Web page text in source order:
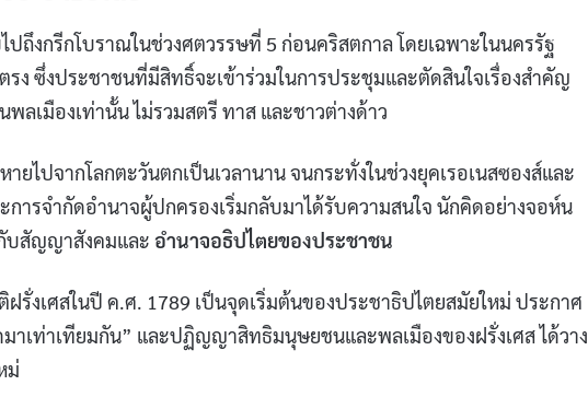
ปถึงกรีกโบราณในช่วงศตวรรษที่ 5 ก่อนคริสตกาล โดยเฉพาะในนครรัฐ
ง ซึ่งประชาชนที่มีสิทธิ์จะเข้าร่วมในการประชุมและตัดสินใจเรื่องสำคัญ
ลเมืองเท่านั้น ไม่รวมสตรี ทาส และชาวต่างด้าว
ไปจากโลกตะวันตกเป็นเวลานาน จนกระทั่งในช่วงยุคเรอเนสซองส์และ
ารจำกัดอำนาจผู้ปกครองเริ่มกลับมาได้รับความสนใจ นักคิดอย่างจอห์น
บสัญญาสังคมและ อำนาจอธิปไตยของประชาชน
รั่งเศสในปี ค.ศ. 1789 เป็นจุดเริ่มต้นของประชาธิปไตยสมัยใหม่ ประกาศ
าเท่าเทียมกัน” และปฏิญญาสิทธิมนุษยชนและพลเมืองของฝรั่งเศส ได้วาง
ม่